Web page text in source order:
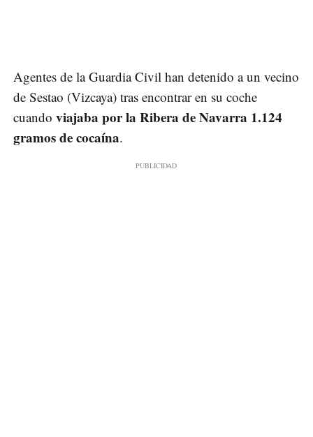
Agentes de la Guardia Civil han detenido a un vecino
de Sestao (Vizcaya) tras encontrar en su coche
cuando viajaba por la Ribera de Navarra 1.124
gramos de cocaína.